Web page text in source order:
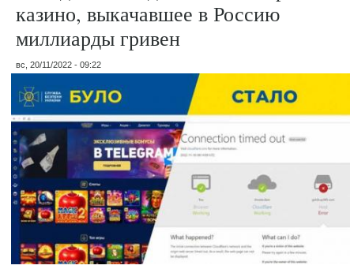
казино, выкачавшее в Россию
миллиарды гривен
вс, 20/11/2022 - 09:22